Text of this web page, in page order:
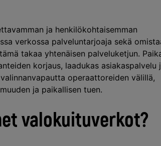
ja henkilökohtaisemman
verkossa palveluntarjoaja sekä
takaa yhtenäisen palveluketjun.
korjaus, laadukas asiakaspalvelu
operaattoreiden välillä,
ja paikallisen tuen.
valokuituverkot?